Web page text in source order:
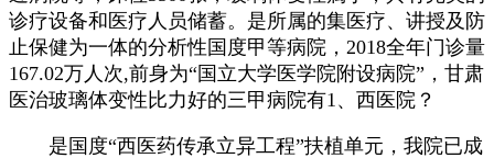
诊疗设备和医疗人员储蓄。是所属的集医疗、讲授及防
止保健为一体的分析性国度甲等病院，2018全年门诊量
167.02万人次,前身为“国立大学医学院附设病院”，甘肃
医治玻璃体变性比力好的三甲病院有1、西医院？
是国度“西医药传承立异工程”扶植单元，我院已成